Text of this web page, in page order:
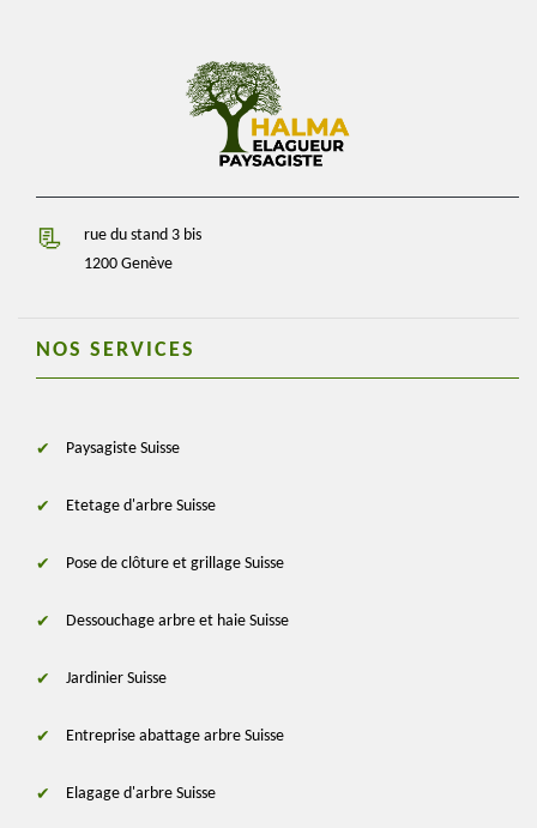
rue du stand 3 bis
1200 Genève
NOS SERVICES
Paysagiste Suisse
Etetage d'arbre Suisse
Pose de clôture et grillage Suisse
Dessouchage arbre et haie Suisse
Jardinier Suisse
Entreprise abattage arbre Suisse
Elagage d'arbre Suisse